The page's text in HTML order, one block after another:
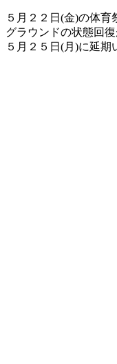
５月２２日(金)の体育
グラウンドの状態回
５月２５日(月)に延期